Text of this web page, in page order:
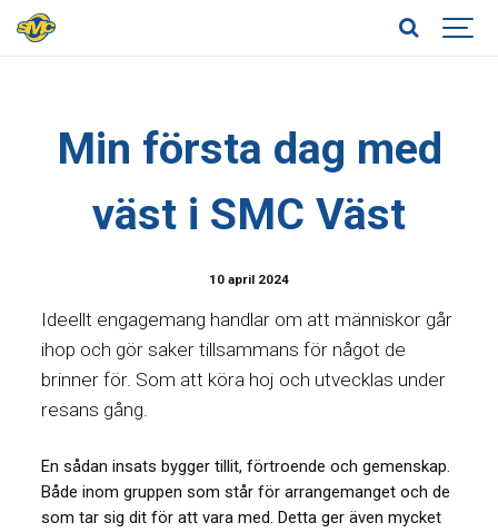
Min första dag med
väst i SMC Väst
10 april 2024
Ideellt engagemang handlar om att människor går
ihop och gör saker tillsammans för något de
brinner för. Som att köra hoj och utvecklas under
resans gång.
En sådan insats bygger tillit, förtroende och gemenskap.
Både inom gruppen som står för arrangemanget och de
som tar sig dit för att vara med. Detta ger även mycket